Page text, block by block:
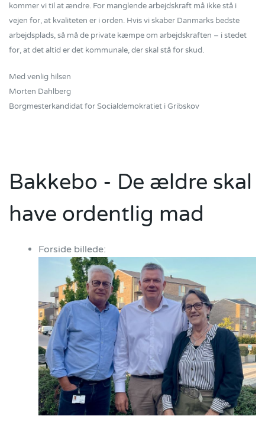
kommer vi til at ændre. For manglende arbejdskraft må ikke stå i
vejen for, at kvaliteten er i orden. Hvis vi skaber Danmarks bedste
arbejdsplads, så må de private kæmpe om arbejdskraften – i stedet
for, at det altid er det kommunale, der skal stå for skud.
Med venlig hilsen
Morten Dahlberg
Borgmesterkandidat for Socialdemokratiet i Gribskov
Bakkebo - De ældre skal
have ordentlig mad
Forside billede: